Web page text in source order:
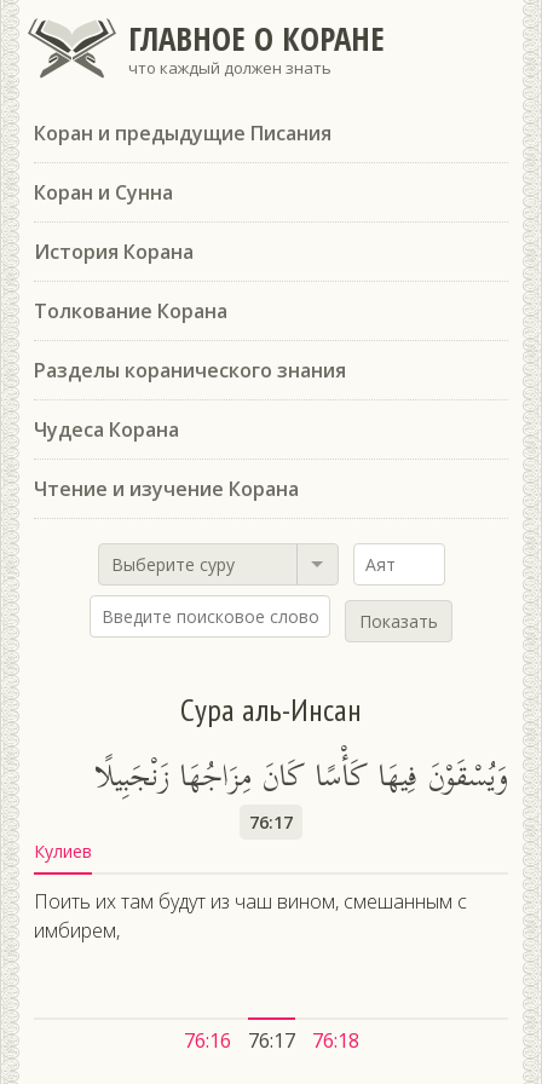
ГЛАВНОЕ О КОРАНЕ
что каждый должен знать
Коран и предыдущие Писания
Коран и Сунна
История Корана
Толкование Корана
Разделы коранического знания
Чудеса Корана
Чтение и изучение Корана
Выберите суру
Показать
Сура аль-Инсан
وَيُسْقَوْنَ فِيهَا كَأْسًا كَانَ مِزَاجُهَا زَنْجَبِيلًا
76:17
Кулиев
Поить их там будут из чаш вином, смешанным с
имбирем,
76:16 76:17 76:18